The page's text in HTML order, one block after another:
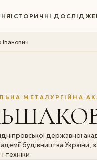
ІСТОРИЧНІ
МЕТАЛУРГІЙНА
державної
будівництва України,
техніки